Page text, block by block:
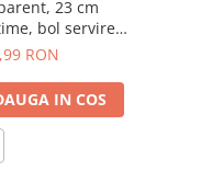
23 cm
bol servire
RON
IN COS